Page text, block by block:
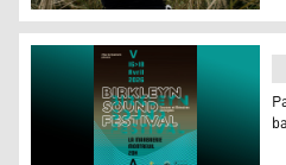
Genç müzisyen: Kemanla